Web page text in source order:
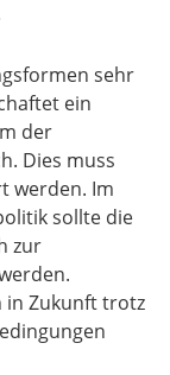
sehr
ein
der
Dies muss
werden. Im
sollte die
zur
in Zukunft trotz